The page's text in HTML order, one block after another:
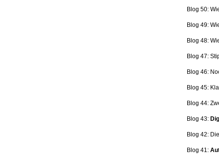
Blog 50:
Blog 49:
Blog 48:
Blog 47:
Blog 46:
Blog 45:
Blog 44:
Blog 43:
Blog 42:
Blog 41: